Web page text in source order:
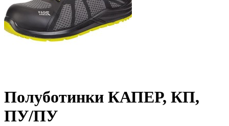
Полуботинки КАПЕР, КП,
ПУ/ПУ